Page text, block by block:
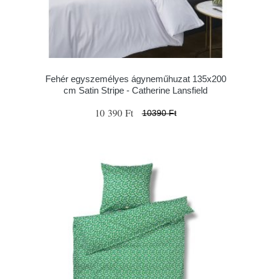
Fehér egyszemélyes ágyneműhuzat 135x200
cm Satin Stripe - Catherine Lansfield
10 390 Ft 10390 Ft